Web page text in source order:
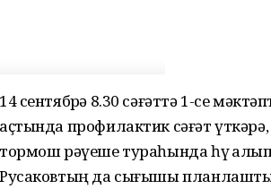
14 сентябрҙә 8.30 сәғәттә 1-се
аҫтында профилактик сәғәт
тормош рәүеше тураһында һүҙ
Русаковтың да сығышы